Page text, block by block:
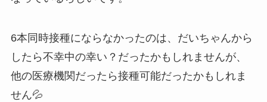
6本同時接種にならなかったのは、だいちゃんから
したら不幸中の幸い？だったかもしれませんが、
他の医療機関だったら接種可能だったかもしれま
せん💦